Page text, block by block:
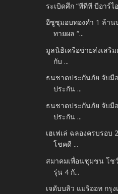
ระเบิดศึก “พีทีที บีอาร์
อีซูซุมอบทองคำ 1 ล้าน
ทายผล “...
มูลนิธิเครือข่ายส่งเสริ
กับ ...
ธนชาตประกันภัย จับมื
ประกัน ...
ธนชาตประกันภัย จับมื
ประกัน ...
เฮเฟเล่ ฉลองครบรอบ
โชคดี ...
สมาคมเพื่อนชุมชน โช
รุ่น 4 กั...
เจดับบลิว แมริออท กรุ